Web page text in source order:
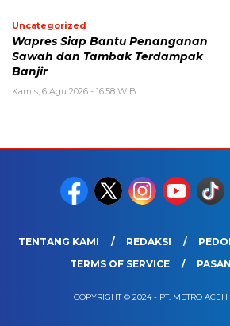
Uncategorized
Wapres Siap Bantu Penanganan
Sawah dan Tambak Terdampak
Banjir
Kamis, 6 Agu 2026 - 16:58 WIB
TENTANG KAMI REDAKSI
TERMS OF SERVICE
COPYRIGHT © 2024 - PT. METRO